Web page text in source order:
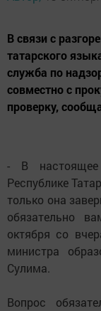
В связи с
татарского
служба по
совместно с
проверку,
- В настоящее
Республике
только она
обязательно
октября со
министра
Сулима.
Вопрос